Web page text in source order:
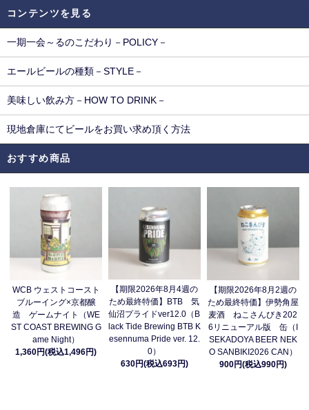
コンテンツを見る
一期一会～るのこだわり－POLICY－
エールビールの種類－STYLE－
美味しい飲み方－HOW TO DRINK－
現地倉庫にてビールをお買い求め頂く方法
おすすめ商品
WCB ウェストコースト
ブルーイング×京都醸
造 ゲームナイト（WE
ST COAST BREWING G
ame Night）
1,360円(税込1,496円)
【期限2026年8月4週の
ため最終特価】BTB 気
仙沼プライドver12.0（B
lack Tide Brewing BTB K
esennuma Pride ver. 12.
0）
630円(税込693円)
【期限2026年8月2週の
ため最終特価】伊勢角屋
麦酒 ねこさんびき202
6リニューアル版 缶（I
SEKADOYA BEER NEK
O SANBIKI2026 CAN）
900円(税込990円)